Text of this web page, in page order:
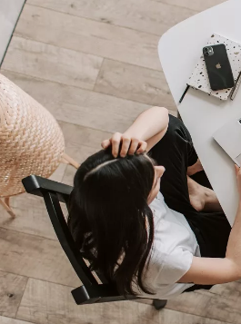
HOW
STIL
WELLBEING